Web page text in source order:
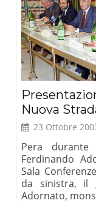
Nuova
23 Ottobre
Pera
Ferdinando
Sala
da sinistra, il
Adornato,